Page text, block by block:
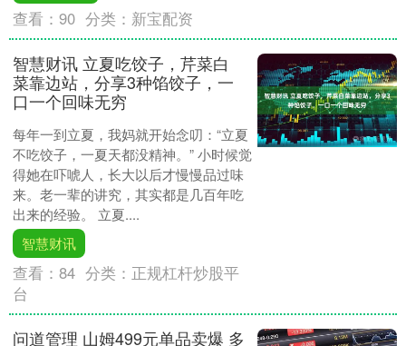
查看：90 分类： 新宝配资
智慧财讯 立夏吃饺子，芹菜白
菜靠边站，分享3种馅饺子，一
口一个回味无穷
每年一到立夏，我妈就开始念叨：“立夏
不吃饺子，一夏天都没精神。” 小时候觉
得她在吓唬人，长大以后才慢慢品过味
来。老一辈的讲究，其实都是几百年吃
出来的经验。 立夏....
智慧财讯
查看：84 分类： 正规杠杆炒股平
台
问道管理 山姆499元单品卖爆 多